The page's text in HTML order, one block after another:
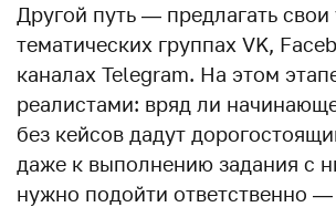
Другой путь — предлагать свои
тематических группах VK,
каналах Telegram. На этом
реалистами: вряд ли
без кейсов дадут
даже к выполнению задания с
нужно подойти ответственно